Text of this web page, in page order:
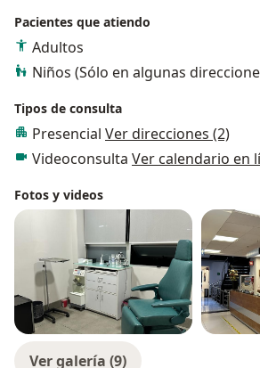
Pacientes que atiendo
Adultos
Niños (Sólo en algunas
Tipos de consulta
Presencial Ver direcciones (2)
Videoconsulta Ver calendario en
Fotos y videos
Ver galería (9)